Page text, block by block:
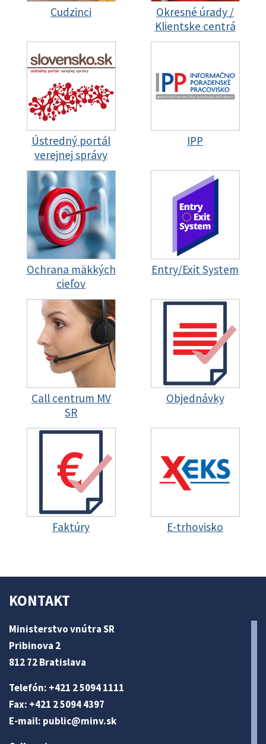
Cudzinci
Okresné úrady /
Klientske centrá
Ústredný portál
verejnej správy
IPP
Ochrana mäkkých
cieľov
Entry/Exit System
Call centrum MV
SR
Objednávky
Faktúry E-trhovisko
KONTAKT
Ministerstvo vnútra SR
Pribinova 2
812 72 Bratislava
Telefón: +421 2 5094 1111
Fax: +421 2 5094 4397
E-mail: public@minv.sk